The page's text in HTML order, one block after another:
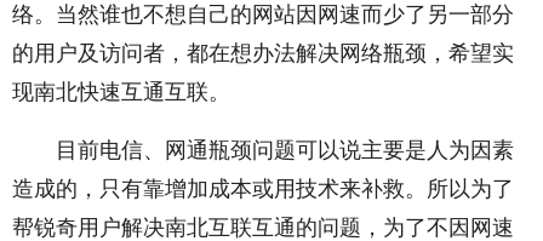
络。当然谁也不想自己的网站因网速而少了另一部分
的用户及访问者，都在想办法解决网络瓶颈，希望实
现南北快速互通互联。
目前电信、网通瓶颈问题可以说主要是人为因素
造成的，只有靠增加成本或用技术来补救。所以为了
帮锐奇用户解决南北互联互通的问题，为了不因网速